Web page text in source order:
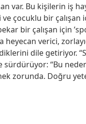
var. Bu kişilerin iş
çocuklu bir
bir çalışan için
heyecan verici,
dile getiriyor.
sürdürüyor: “Bu
zorunda. Doğru